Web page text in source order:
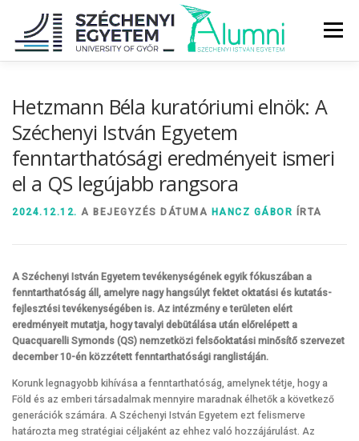
tartalomhoz
Menü
DIPLOMAÁTADÓ DIPLOMÁN TÚL
SZOLGÁLTATÁSOK ÉVFOLYAMOK
Hetzmann Béla kuratóriumi elnök: A
Széchenyi István Egyetem
fenntarthatósági eredményeit ismeri
el a QS legújabb rangsora
2024.12.12. A BEJEGYZÉS DÁTUMA HANCZ GÁBOR ÍRTA
A Széchenyi István Egyetem tevékenységének egyik fókuszában a
fenntarthatóság áll, amelyre nagy hangsúlyt fektet oktatási és kutatás-
fejlesztési tevékenységében is. Az intézmény e területen elért
eredményeit mutatja, hogy tavalyi debütálása után előrelépett a
Quacquarelli Symonds (QS) nemzetközi felsőoktatási minősítő szervezet
december 10-én közzétett fenntarthatósági ranglistáján.
Korunk legnagyobb kihívása a fenntarthatóság, amelynek tétje, hogy a
Föld és az emberi társadalmak mennyire maradnak élhetők a következő
generációk számára. A Széchenyi István Egyetem ezt felismerve
határozta meg stratégiai céljaként az ehhez való hozzájárulást. Az